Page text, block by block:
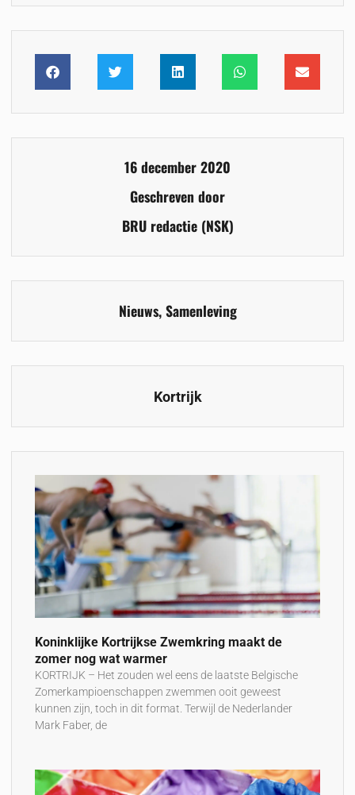
16 december 2020
Geschreven door
BRU redactie (NSK)
Nieuws,Samenleving
Kortrijk
Koninklijke Kortrijkse Zwemkring maakt de
zomer nog wat warmer
KORTRIJK – Het zouden wel eens de laatste Belgische
Zomerkampioenschappen zwemmen ooit geweest
kunnen zijn, toch in dit format. Terwijl de Nederlander
Mark Faber, de